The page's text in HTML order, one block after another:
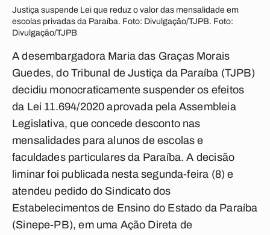
Justiça suspende Lei que reduz o valor das mensalidade em
escolas privadas da Paraíba. Foto: Divulgação/TJPB. Foto:
Divulgação/TJPB
A desembargadora Maria das Graças Morais
Guedes, do Tribunal de Justiça da Paraíba (TJPB)
decidiu monocraticamente suspender os efeitos
da Lei 11.694/2020 aprovada pela Assembleia
Legislativa, que concede desconto nas
mensalidades para alunos de escolas e
faculdades particulares da Paraíba. A decisão
liminar foi publicada nesta segunda-feira (8) e
atendeu pedido do Sindicato dos
Estabelecimentos de Ensino do Estado da Paraíba
(Sinepe-PB), em uma Ação Direta de